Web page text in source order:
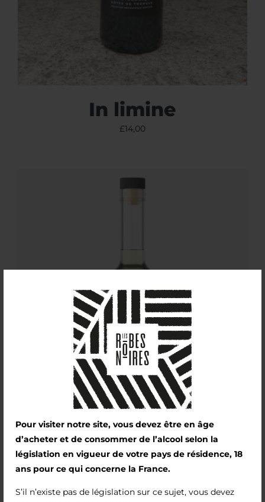
Pour visiter notre site, vous devez être en âge
d’acheter et de consommer de l’alcool selon la
législation en vigueur de votre pays de résidence, 18
ans pour ce qui concerne la France.
S’il n’existe pas de législation sur ce sujet, vous devez
In limine
£14,00